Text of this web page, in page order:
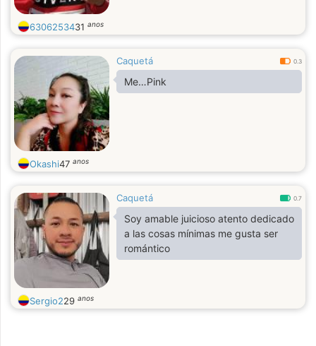
6306253431 anos
Caquetá 0.3
Me…Pink
Okashi47 anos
Caquetá 0.7
Soy amable juicioso atento dedicado
a las cosas mínimas me gusta ser
romántico
Sergio229 anos